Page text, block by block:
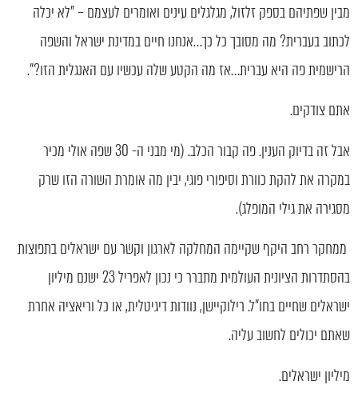
מבין שפתיהם בספק זלזול, מגלגלים עינים ואומרים לעצמם – "לא יכלה
לכתוב בעברית? מה מסובך כל כך…אנחנו חיים במדינת ישראל והשפה
הרישמית פה היא עברית…אז מה הקטע שלה עכשיו עם האנגלית הזו?".
אתם צודקים.
אבל זה בדיוק הענין. פה קבור הכלב. (מי מבני ה- 30 שפה אולי מכיר
במקרה את להקת כוורת וסיפורי פוגי, יבין מה אומרת השורה הזו שרק
מסגירה את גילי המופלג).
ממחקר רחב היקף שקיימה המחלקה לארגון וקשר עם ישראלים בתפוצות
בהסתדרות הציונית העולמית מתברר כי נכון לאפריל 23 ישנם מיליון
ישראלים שחיים בחו"ל. רילוקיישן, נוודות דיגיטלית, או כל וריאציה אחרת
שאתם יכולים לחשוב עליה.
מיליון ישראלים.